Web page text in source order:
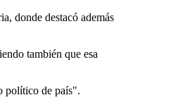
donde destacó además
también que esa
político de país".